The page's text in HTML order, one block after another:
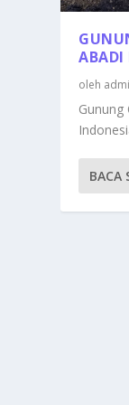
ABADI
oleh
Gunung
BACA